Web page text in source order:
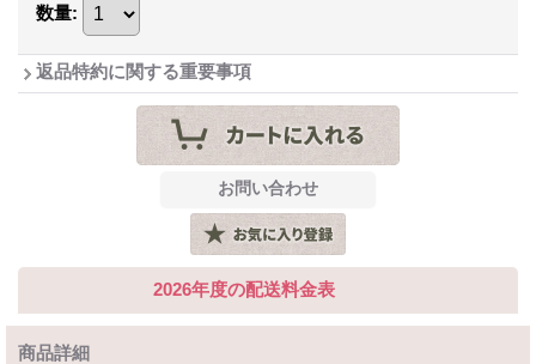
数量:
返品特約に関する重要事項
2026年度の配送料金表
商品詳細